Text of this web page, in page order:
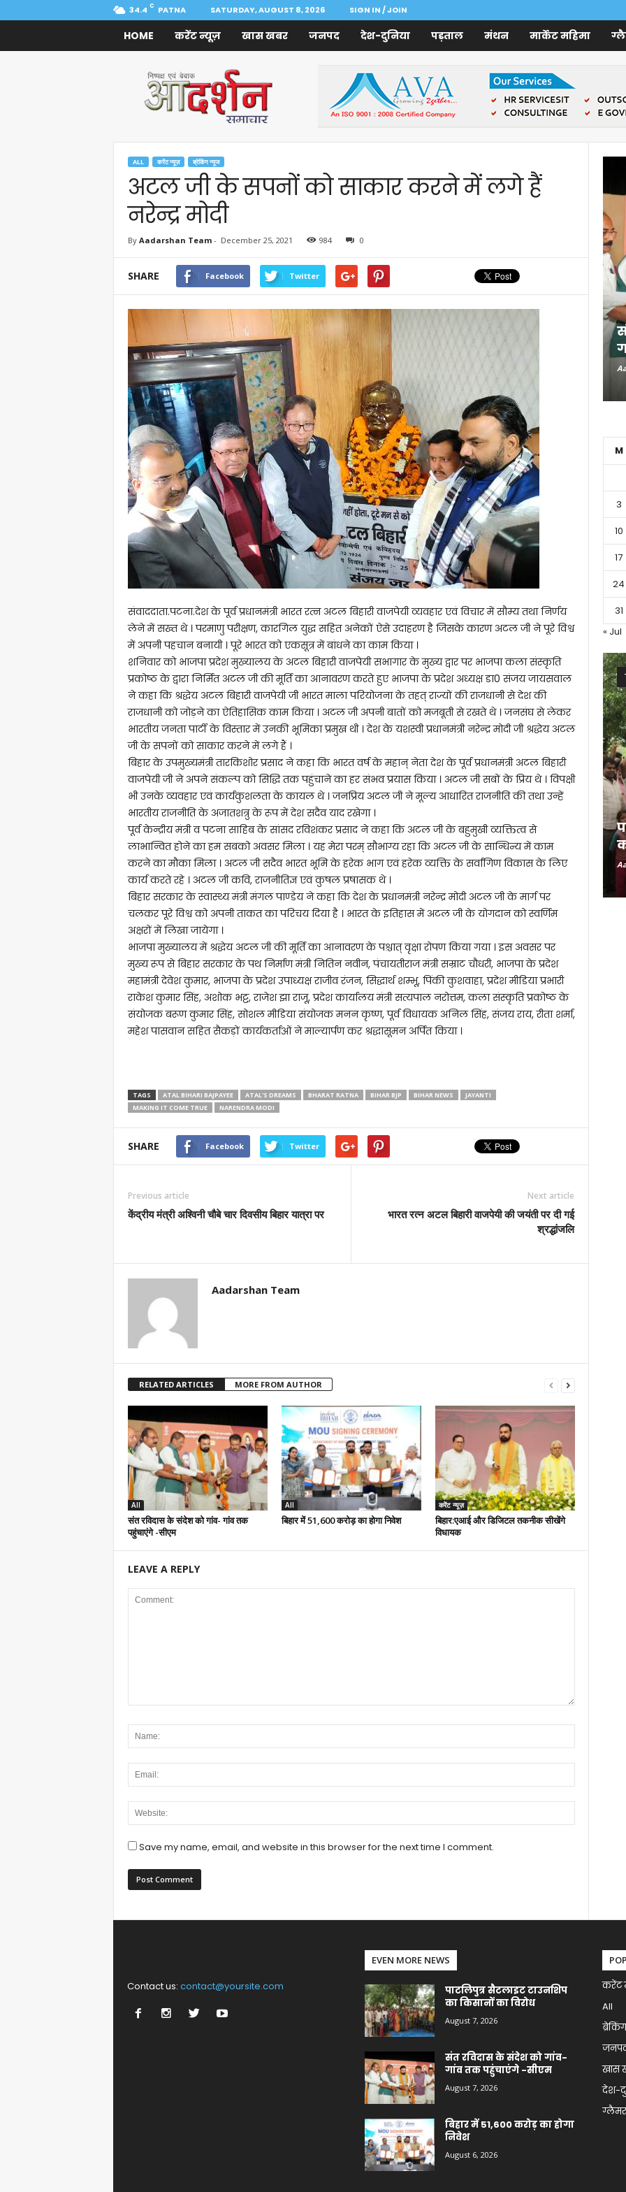
34.4 C PATNA SATURDAY, AUGUST 8, 2026 SIGN IN / JOIN
HOME करेंट न्यूज़ खास खबर जनपद देश-दुनिया पड़ताल मंथन मार्केट महिमा
Samachar
ALL करेंट न्यूज़ ब्रेकिंग न्यूज
अटल जी के सपनों को साकार करने में लगे हैं
नरेन्द्र मोदी
By Aadarshan Team- December 25, 2021 984 0
SHARE Facebook Twitter
संवाददाता.पटना.देश के पूर्व प्रधानमंत्री भारत रत्न अटल बिहारी वाजपेयी व्यवहार एवं विचार में सौम्य तथा निर्णय
लेने में सख्त थे । परमाणु परीक्षण, कारगिल युद्ध सहित अनेकों ऐसे उदाहरण है जिसके कारण अटल जी ने पूरे विश्व
में अपनी पहचान बनायी । पूरे भारत को एकसूत्र में बांधने का काम किया ।
शनिवार को भाजपा प्रदेश मुख्यालय के अटल बिहारी वाजपेयी सभागार के मुख्य द्वार पर भाजपा कला संस्कृति
प्रकोष्ठ के द्वारा निर्मित अटल जी की मूर्ति का आनावरण करते हुए भाजपा के प्रदेश अध्यक्ष डा0 संजय जायसवाल
ने कहा कि श्रद्धेय अटल बिहारी वाजपेयी जी भारत माला परियोजना के तहत् राज्यों की राजधानी से देश की
राजधानी को जोड़ने का ऐतिहासिक काम किया । अटल जी अपनी बातों को मजबूती से रखते थे । जनसंघ से लेकर
भारतीय जनता पार्टी के विस्तार में उनकी भूमिका प्रमुख थी । देश के यशस्वी प्रधानमंत्री नरेन्द्र मोदी जी श्रद्धेय अटल
जी के सपनों को साकार करने में लगे हैं ।
बिहार के उपमुख्यमंत्री तारकिशोर प्रसाद ने कहा कि भारत वर्ष के महान् नेता देश के पूर्व प्रधानमंत्री अटल बिहारी
वाजपेयी जी ने अपने संकल्प को सिद्धि तक पहुंचाने का हर संभव प्रयास किया । अटल जी सबों के प्रिय थे । विपक्षी
भी उनके व्यवहार एवं कार्यकुशलता के कायल थे । जनप्रिय अटल जी ने मूल्य आधारित राजनीति की तथा उन्हें
भारतीय राजनीति के अजातशत्रु के रूप में देश सदैव याद रखेगा ।
पूर्व केन्द्रीय मंत्री व पटना साहिब के सांसद रविशंकर प्रसाद ने कहा कि अटल जी के बहुमुखी व्यक्तित्व से
लाभान्वित होने का हम सबको अवसर मिला । यह मेरा परम् सौभाग्य रहा कि अटल जी के सान्धिन्य में काम
करने का मौका मिला । अटल जी सदैव भारत भूमि के हरेक भाग एवं हरेक व्यक्ति के सर्वांगिण विकास के लिए
कार्य करते रहे । अटल जी कवि, राजनीतिज्ञ एवं कुषल प्रषासक थे ।
बिहार सरकार के स्वास्थ्य मंत्री मंगल पाण्डेय ने कहा कि देश के प्रधानमंत्री नरेन्द्र मोदी अटल जी के मार्ग पर
चलकर पूरे विश्व को अपनी ताकत का परिचय दिया है । भारत के इतिहास में अटल जी के योगदान को स्वर्णिम
अक्षरों में लिखा जायेगा ।
भाजपा मुख्यालय में श्रद्धेय अटल जी की मूर्ति का आनावरण के पश्चात् वृक्षा रोपण किया गया । इस अवसर पर
मुख्य रूप से बिहार सरकार के पथ निर्माण मंत्री नितिन नवीन, पंचायतीराज मंत्री सम्राट चौधरी, भाजपा के प्रदेश
महामंत्री देवेश कुमार, भाजपा के प्रदेश उपाध्यक्ष राजीव रंजन, सिद्धार्थ शम्भू, पिंकी कुशवाहा, प्रदेश मीडिया प्रभारी
राकेश कुमार सिंह, अशोक भट्ट, राजेश झा राजू, प्रदेश कार्यालय मंत्री सत्यपाल नरोत्तम, कला संस्कृति प्रकोष्ठ के
संयोजक बरूण कुमार सिंह, सोशल मीडिया संयोजक मनन कृष्ण, पूर्व विधायक अनिल सिंह, संजय राय, रीता शर्मा,
महेश पासवान सहित सैकड़ों कार्यकर्ताओं ने माल्यार्पण कर श्रद्धासूमन अर्पित किया ।
TAGS ATAL BIHARI BAJPAYEE ATAL'S DREAMS BHARAT RATNA BIHAR BJP BIHAR NEWS
JAYANTI
MAKING IT COME TRUE
NARENDRA MODI
SHARE Facebook Twitter
Previous article
केंद्रीय मंत्री अश्विनी चौबे चार दिवसीय बिहार यात्रा पर
Next article
भारत रत्न अटल बिहारी वाजपेयी की जयंती पर दी गई
श्रद्धांजलि
Aadarshan Team
RELATED ARTICLES MORE FROM AUTHOR
All
संत रविदास के संदेश को गांव- गांव तक
पहुंचाएंगे -सीएम
All
बिहार में 51,600 करोड़ का होगा निवेश
करेंट न्यूज़
बिहार:एआई और डिजिटल तकनीक सीखेंगे
विधायक
LEAVE A REPLY
Save my name, email, and website in this browser for the next time I comment.
M
3
10
17
24
31
« Jul
Contact us: contact@yoursite.com
EVEN MORE NEWS
पाटलिपुत्र सैटलाइट टाउनशिप
का किसानों का विरोध
August 7, 2026
संत रविदास के संदेश को गांव-
गांव तक पहुंचाएंगे -सीएम
August 7, 2026
बिहार में 51,600 करोड़ का होगा
निवेश
August 6, 2026
करेंट
All
खास
देश-
ग्लैमर